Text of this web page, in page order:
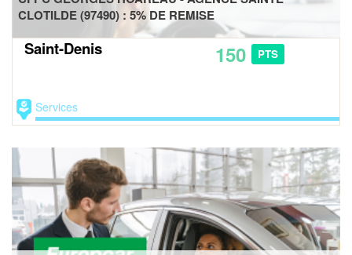
CLOTILDE (97490) : 5% DE REMISE
Saint-Denis 150 PTS
Services